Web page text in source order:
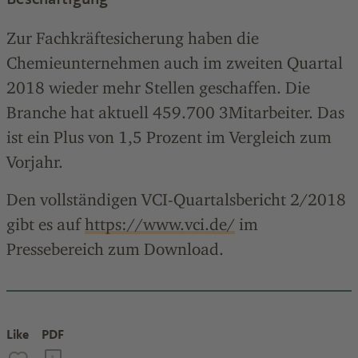
Zur Fachkräftesicherung haben die
Chemieunternehmen auch im zweiten Quartal
2018 wieder mehr Stellen geschaffen. Die
Branche hat aktuell 459.700 3Mitarbeiter. Das
ist ein Plus von 1,5 Prozent im Vergleich zum
Vorjahr.
Den vollständigen VCI-Quartalsbericht 2/2018
gibt es aufhttps://www.vci.de/ im
Pressebereich zum Download.
Like PDF